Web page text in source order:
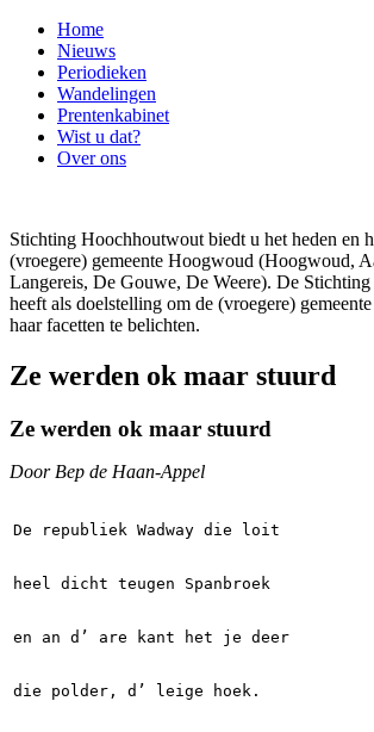
Home
Nieuws
Periodieken
Wandelingen
Prentenkabinet
Wist u dat?
Over ons
Stichting Hoochhoutwout biedt u het heden en
(vroegere) gemeente Hoogwoud (Hoogwoud,
Langereis, De Gouwe, De Weere). De
heeft als doelstelling om de (vroegere)
haar facetten te belichten.
Ze werden ok maar stuurd
Ze werden ok maar stuurd
Door Bep de Haan-Appel
De republiek Wadway die loit
heel dicht teugen Spanbroek
en an d’ are kant het je deer
die polder, d’ leige hoek.